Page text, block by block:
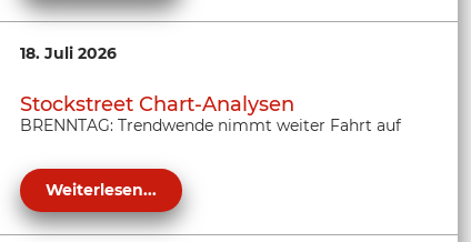
18. Juli 2026
Stockstreet Chart-Analysen
BRENNTAG: Trendwende nimmt weiter Fahrt auf
Weiterlesen...